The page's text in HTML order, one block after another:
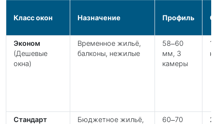
Класс окон Назначение Профиль
Эконом
(Дешевые
окна)
Временное жильё,
балконы, нежилые
58–60
мм, 3
камеры
Стандарт
Бюджетное жильё,
60–70